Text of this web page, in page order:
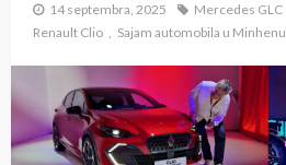
14 septembra, 2025 Mercedes GLC
Renault Clio
Sajam automobila u Minhenu